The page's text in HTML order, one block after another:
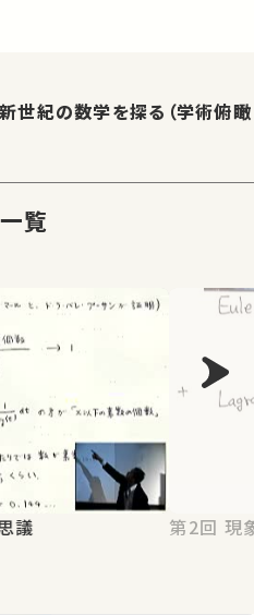
世紀の数学を探る（学術俯瞰
覧
思議 第2